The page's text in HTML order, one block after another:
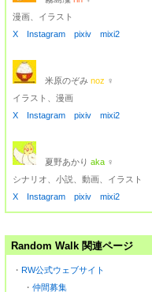
漫画、イラスト
X
Instagram pixiv mixi2
米原のぞみ noz ♀
イラスト、漫画
X
Instagram pixiv mixi2
夏野あかり aka ♀
シナリオ、小説、動画、イラスト
X
Instagram pixiv mixi2
Random Walk 関連ページ
・ RW公式ウェブサイト
・ 仲間募集